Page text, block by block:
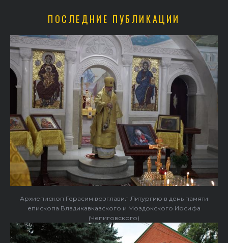
ПОСЛЕДНИЕ ПУБЛИКАЦИИ
Архиепископ Герасим возглавил Литургию в день памяти
епископа Владикавказского и Моздокского Иосифа
(Чепиговского)